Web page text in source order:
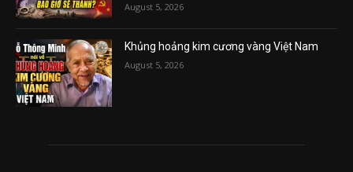
August 5, 2026
Khủng hoảng kim cương vàng Việt Nam
August 5, 2026